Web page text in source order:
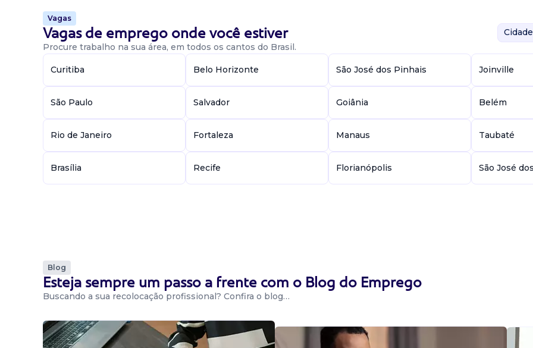
Vagas
Vagas de emprego onde você estiver
Procure trabalho na sua área, em todos os cantos do Brasil.
Curitiba Belo Horizonte São José dos Pinhais Joinville
São Paulo Salvador Goiânia Belém
Rio de Janeiro Fortaleza Manaus Taubaté
Brasília Recife Florianópolis São José
Blog
Esteja sempre um passo a frente com o Blog do Emprego
Buscando a sua recolocação profissional? Confira o blog…